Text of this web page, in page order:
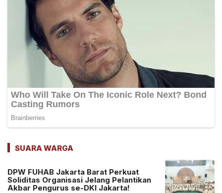
SUARA WARGA
DPW FUHAB Jakarta Barat Perkuat
Soliditas Organisasi Jelang Pelantikan
Akbar Pengurus se-DKI Jakarta!